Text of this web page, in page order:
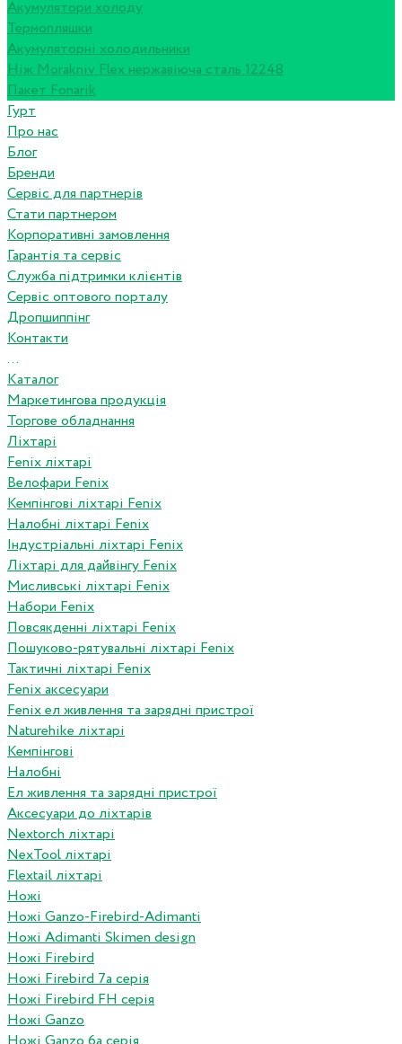
Акумулятори холоду
Термопляшки
Акумуляторні холодильники
Ніж Morakniv Flex нержавіюча сталь 12248
Пакет Fonarik
Гурт
Про нас
Блог
Бренди
Сервіс для партнерів
Стати партнером
Корпоративні замовлення
Гарантія та сервіс
Служба підтримки клієнтів
Сервіс оптового порталу
Дропшиппінг
Контакти
...
Каталог
Маркетингова продукція
Торгове обладнання
Ліхтарі
Fenix ліхтарі
Велофари Fenix
Кемпінгові ліхтарі Fenix
Налобні ліхтарі Fenix
Індустріальні ліхтарі Fenix
Ліхтарі для дайвінгу Fenix
Мисливські ліхтарі Fenix
Набори Fenix
Повсякденні ліхтарі Fenix
Пошуково-рятувальні ліхтарі Fenix
Тактичні ліхтарі Fenix
Fenix аксесуари
Fenix ел живлення та зарядні пристрої
Naturehike ліхтарі
Кемпінгові
Налобні
Ел живлення та зарядні пристрої
Аксесуари до ліхтарів
Nextorch ліхтарі
NexTool ліхтарі
Flextail ліхтарі
Ножі
Ножі Ganzo-Firebird-Adimanti
Ножі Adimanti Skimen design
Ножі Firebird
Ножі Firebird 7а серія
Ножі Firebird FH серія
Ножі Ganzo